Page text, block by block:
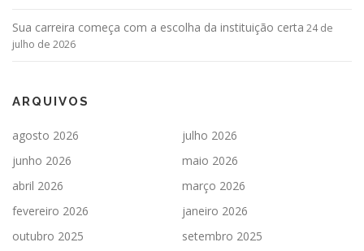
Sua carreira começa com a escolha da instituição certa 24 de
julho de 2026
ARQUIVOS
agosto 2026
julho 2026
junho 2026
maio 2026
abril 2026
março 2026
fevereiro 2026
janeiro 2026
outubro 2025
setembro 2025